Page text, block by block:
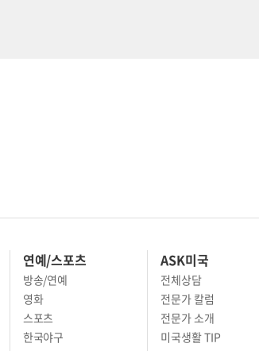
연예/스포츠
방송/연예
영화
스포츠
한국야구
ASK미국
전체상담
전문가 칼럼
전문가 소개
미국생활 TIP